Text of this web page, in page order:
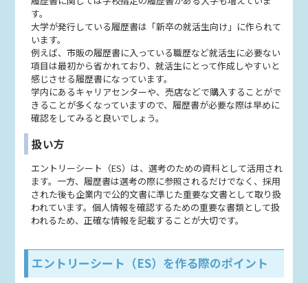
す。
大学が発行している履歴書は「新卒の就活生向け」に作られて
います。
例えば、市販の履歴書に入っている職歴など就活生に必要ない
項目は最初から省かれており、就活生にとって作成しやすいと
感じさせる履歴書になっています。
学内にあるキャリアセンターや、売店などで購入することがで
きることが多くなっていますので、履歴書が必要な際は早めに
確認をしてみると良いでしょう。
扱い方
エントリーシート（ES）は、選考のための資料として活用され
ます。一方、履歴書は選考の際に参照されるだけでなく、採用
された後も企業内で公的文書に準じた重要な文書として取り扱
われています。個人情報を確認するための重要な書類として扱
われるため、正確な情報を記載することが大切です。
エントリーシート（ES）を作る際のポイント